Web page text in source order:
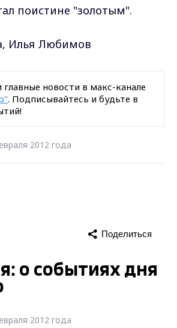
поистине "золотым".
Илья Любимов
новости в макс-канале
. Подписывайтесь и будьте в
2012 года
Поделиться
о событиях дня
2012 года